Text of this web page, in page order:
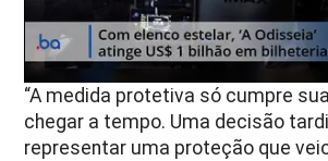
“A medida protetiva só cumpre
chegar a tempo. Uma decisão
representar uma proteção que